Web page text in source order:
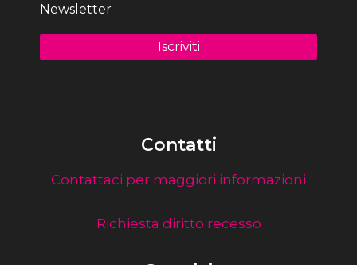
Newsletter
Contatti
Contattaci per maggiori informazioni
Richiesta diritto recesso